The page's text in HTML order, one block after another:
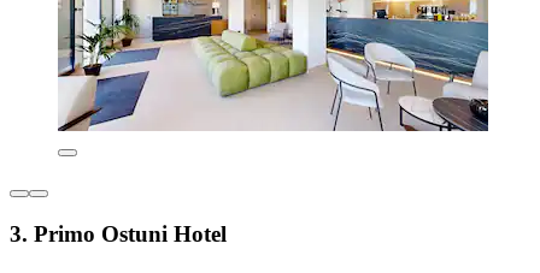
3. Primo Ostuni Hotel